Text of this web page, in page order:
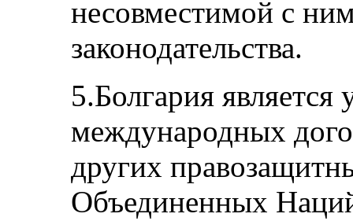
несовместимой с
законодательства.
5.Болгария
международных
других
Объединенных